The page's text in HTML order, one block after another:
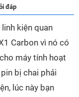
đáp
kiện quan
Carbon vì nó có
máy tính hoạt
bị chai phải
lúc này bạn